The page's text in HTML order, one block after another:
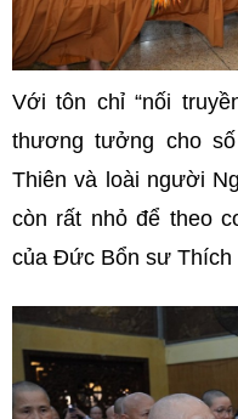
Với tôn chỉ “nối
thương tưởng cho
Thiên và loài người
còn rất nhỏ để theo
của Đức Bổn sư Thích